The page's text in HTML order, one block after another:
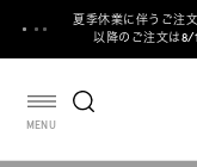
夏季休業に伴うご注
以降のご注文は8/
MENU